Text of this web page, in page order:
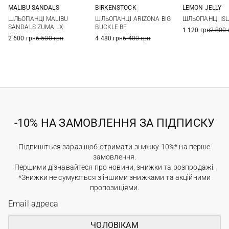
10 US
MALIBU SANDALS
ШЛЬОПАНЦІ MALIBU
SANDALS ZUMA LX
2 600 грн6 500 грн
40
41
BIRKENSTOCK
ШЛЬОПАНЦІ ARIZONA BIG
BUCKLE BF
4 480 грн6 400 грн
LEMON JELLY
ШЛЬОПАНЦІ
1 120 грн2 800
-10% НА ЗАМОВЛЕННЯ ЗА ПІДПИСКУ
Підпишіться зараз щоб отримати знижку 10%* на перше
замовлення.
Першими дізнавайтеся про новини, знижки та розпродажі.
*Знижки не сумуються з іншими знижками та акційними
пропозиціями.
ЧОЛОВІКАМ